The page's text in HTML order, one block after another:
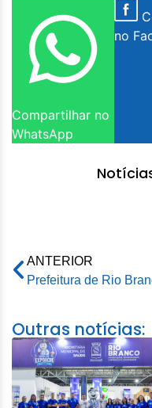
Compartilhar no
WhatsApp
no
ANTERIOR
Outras notícias: